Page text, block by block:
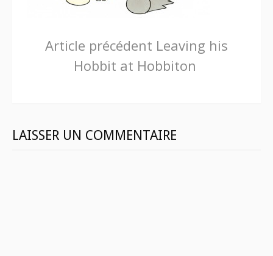
Lire
Article précédent Leaving his
Hobbit at Hobbiton
LAISSER UN COMMENTAIRE